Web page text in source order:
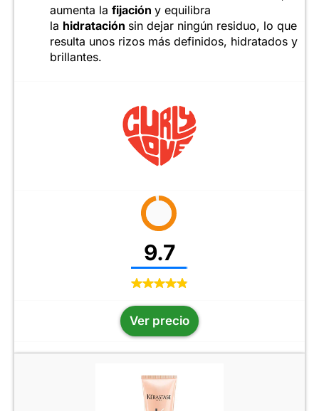
aumenta la fijación y equilibra
la hidratación sin dejar ningún residuo, lo que
resulta unos rizos más definidos, hidratados y
brillantes.
9.7
Ver precio